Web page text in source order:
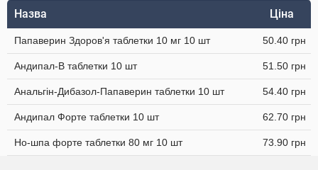
Назва Ціна
Папаверин Здоров'я таблетки 10 мг 10 шт 50.40 грн
Андипал-В таблетки 10 шт 51.50 грн
Анальгін-Дибазол-Папаверин таблетки 10 шт 54.40 грн
Андипал Форте таблетки 10 шт 62.70 грн
Но-шпа форте таблетки 80 мг 10 шт 73.90 грн